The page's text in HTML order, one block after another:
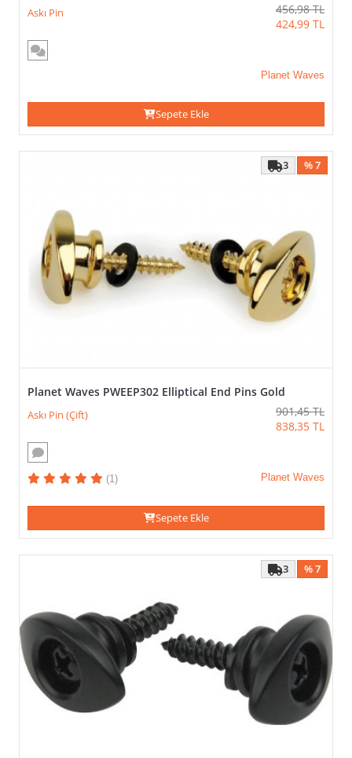
Askı Pin 456,98 TL
424,99 TL
Planet Waves
Sepete Ekle
% 7
3
Planet Waves PWEEP302 Elliptical End Pins Gold
Askı Pin (Çift) 901,45 TL
838,35 TL
(1) Planet Waves
Sepete Ekle
% 7
3